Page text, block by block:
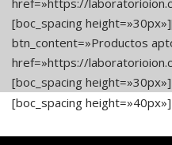
href=»https://
[boc_spacing
btn_content=»Productos
href=»https://
[boc_spacing height=»30px»]
[boc_spacing height=»40px»]